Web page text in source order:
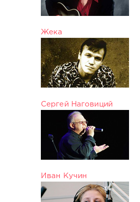
Жека
Сергей Наговиций
Иван Кучин